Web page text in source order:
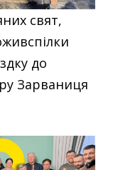
свят,
до
Зарваниця